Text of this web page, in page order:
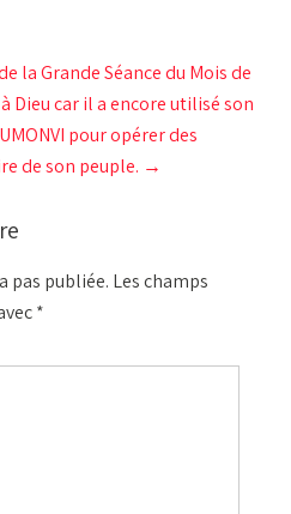
la Grande Séance du Mois de
Dieu car il a encore utilisé son
pour opérer des
de son peuple. →
pas publiée. Les champs
*